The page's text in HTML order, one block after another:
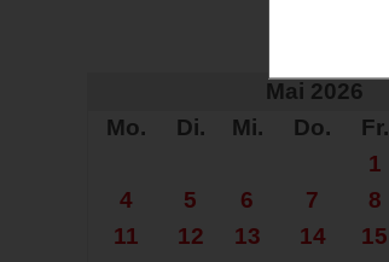
Mai 2026
Mo.
Di. Mi. Do. Fr.
1
4
5 6 7 8
11
12 13 14 15